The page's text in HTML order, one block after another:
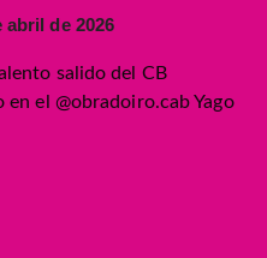
abril de 2026
salido del CB
el @obradoiro.cab Yago